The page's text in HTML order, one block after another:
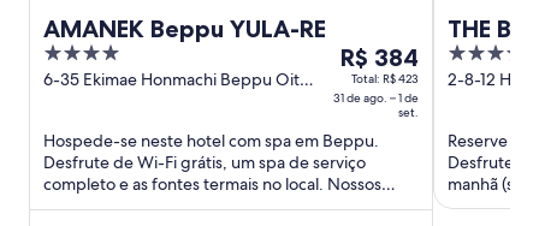
AMANEK Beppu YULA-RE
4
out
5
6-35 Ekimae Honmachi Beppu Oita
O
preço
é
R$ 384
por
diária
R$ 384
Total: R$ 423
31 de ago. – 1 de
set.
Hospede-se neste hotel com spa em Beppu.
Desfrute de Wi-Fi grátis, um spa de serviço
completo e as fontes termais no local. Nossos
hóspedes elogiam os funcionários ...
THE
4
out
5
2-8-12
Reserve
Desfrute
manhã